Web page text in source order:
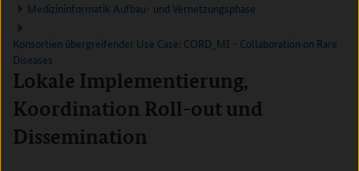
Medizininformatik Aufbau- und Vernetzungsphase
Konsortien übergreifender Use Case: CORD_MI - Collaboration on Rare
Diseases
Lokale Implementierung,
Koordination Roll-out und
Dissemination